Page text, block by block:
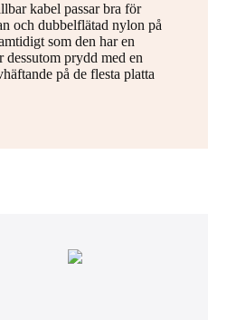
kabel passar bra för
och dubbelflätad nylon på
som den har en
prydd med en
på de flesta platta